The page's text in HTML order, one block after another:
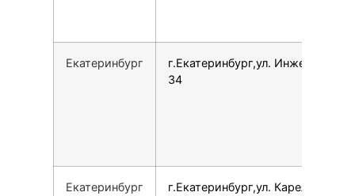
Екатеринбург
г.Екатеринбург,ул. Инженерная,
34
Екатеринбург
г.Екатеринбург,ул. Карельская,